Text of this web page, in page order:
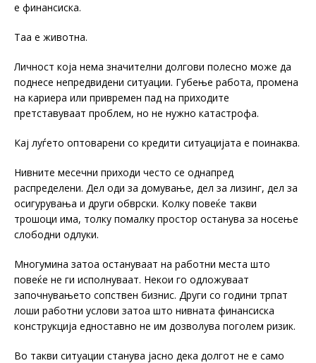
е финансиска.
Таа е животна.
Личност која нема значителни долгови полесно може да
поднесе непредвидени ситуации. Губење работа, промена
на кариера или привремен пад на приходите
претставуваат проблем, но не нужно катастрофа.
Кај луѓето оптоварени со кредити ситуацијата е поинаква.
Нивните месечни приходи често се однапред
распределени. Дел оди за домување, дел за лизинг, дел за
осигурувања и други обврски. Колку повеќе такви
трошоци има, толку помалку простор останува за носење
слободни одлуки.
Многумина затоа остануваат на работни места што
повеќе не ги исполнуваат. Некои го одложуваат
започнувањето сопствен бизнис. Други со години трпат
лоши работни услови затоа што нивната финансиска
конструкција едноставно не им дозволува поголем ризик.
Во такви ситуации станува јасно дека долгот не е само